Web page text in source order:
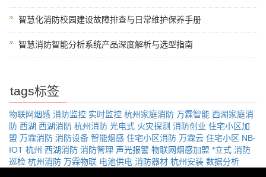
智慧化消防校园建设故障排查与日常维护保养手册
智慧消防智能分析系统产品深度解析与选型指南
tags标签
物联网烟感 消防监控 实时监控 杭州家庭消防 万霖智能 西湖家庭消
防 西湖 西湖消防 杭州消防 光电式 火灾探测 消防创业 住宅小区加
盟 万霖消防 消防设备 智能烟感 住宅小区消防 万霖云 住宅小区 NB-
IOT 杭州 西湖消防 消防管理 声光报警 物联网烟感加盟 *立式 消防
巡检 杭州消防 万霖物联 电池供电 消防器材 杭州安装 数据分析